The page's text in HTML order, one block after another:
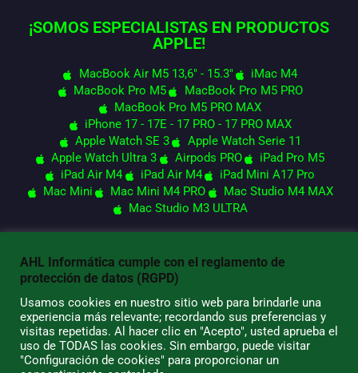
¡SOMOS ESPECIALISTAS EN PRODUCTOS
APPLE!
MacBook Air M5 13,6" - 15.3"
iMac M4
MacBook Pro M5
MacBook Pro M5 PRO
MacBook Pro M5 PRO MAX
iPhone 17 - 17E - 17 PRO - 17 PRO MAX
Apple Watch SE 3
Apple Watch Serie 11
Apple Watch Ultra 3
Airpods PRO
iPad Pro M5
iPad Air M4
iPad Air M4
iPad Mini A17 Pro
Mac Mini
Mac Mini M4 PRO
Mac Studio M4 MAX
Mac Studio M3 ULTRA
© 2026 AHL Informática
AHL Informática cumple con el reglamento de
protección de datos (RGPD)
Usamos cookies en nuestro sitio web para brindarle una
experiencia más relevante; recordando sus preferencias y
visitas repetidas. Al hacer clic en "Acepto", usted aprueba el
uso de TODAS las cookies. Sin embargo, puede visitar
"Configuración de cookies" para proporcionar un